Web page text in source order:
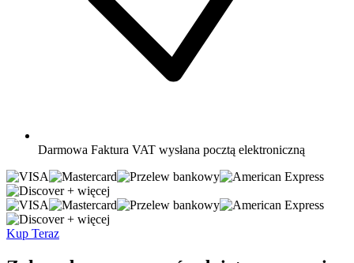
Darmowa Faktura VAT wysłana pocztą elektroniczną
+ więcej
+ więcej
Kup Teraz